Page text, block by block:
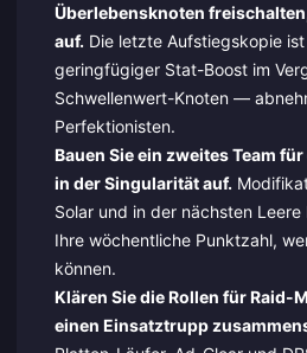
Überlebensknoten
auf. Die letzte Aufstiegskopie
geringfügiger Stat-Boost im
Schwellenwert-Knoten —
Perfektionisten.
Bauen Sie ein zweites Team
in der Singularität auf.
Solar und in der nächsten
Ihre wöchentliche Punktzahl,
können.
Klären Sie die Rollen für Raid-
einen Einsatztrupp